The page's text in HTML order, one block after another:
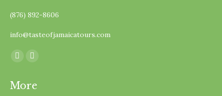
(876) 892-8606
info@tasteofjamaicatours.com
Find us on:
opensopens
More